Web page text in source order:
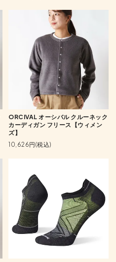
ORCIVAL オーシバル クルーネック
カーディガン フリース【ウィメン
ズ】
10,626円(税込)